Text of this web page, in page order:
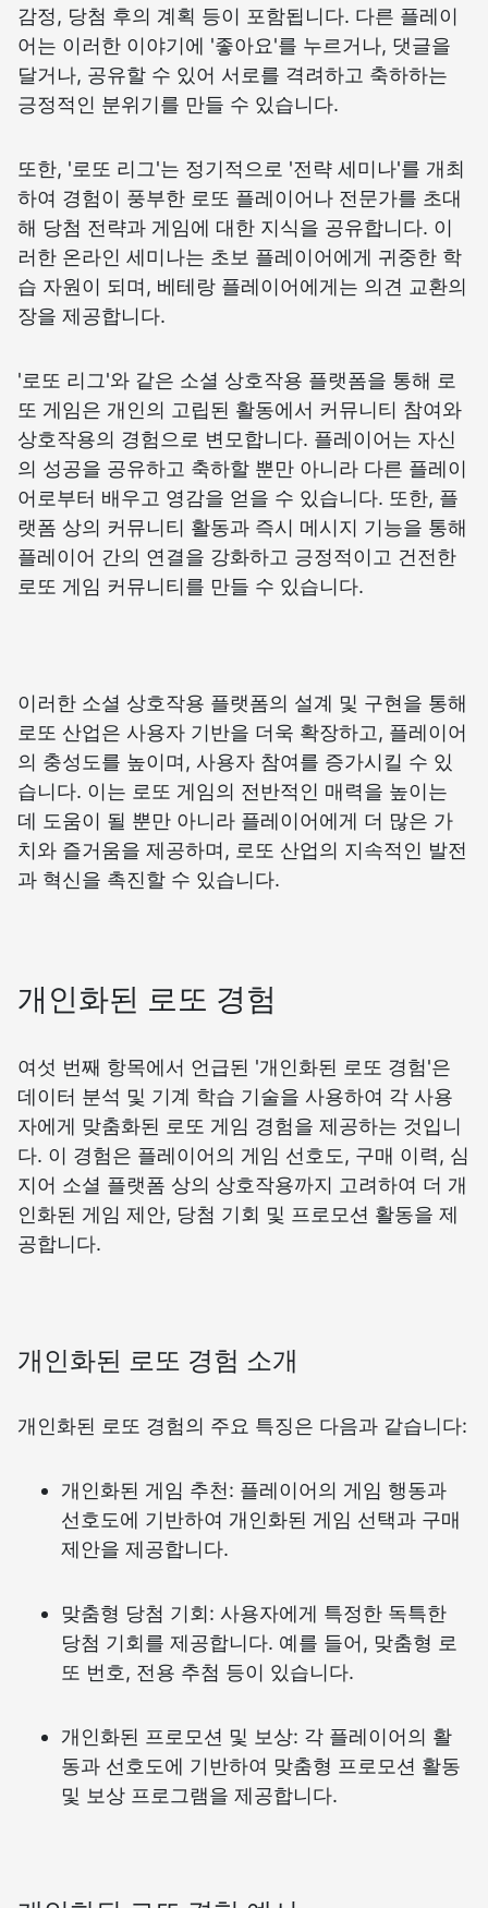
감정, 당첨 후의 계획 등이 포함됩니다. 다른 플레이
어는 이러한 이야기에 '좋아요'를 누르거나, 댓글을
달거나, 공유할 수 있어 서로를 격려하고 축하하는
긍정적인 분위기를 만들 수 있습니다.
또한, '로또 리그'는 정기적으로 '전략 세미나'를 개최
하여 경험이 풍부한 로또 플레이어나 전문가를 초대
해 당첨 전략과 게임에 대한 지식을 공유합니다. 이
러한 온라인 세미나는 초보 플레이어에게 귀중한 학
습 자원이 되며, 베테랑 플레이어에게는 의견 교환의
장을 제공합니다.
'로또 리그'와 같은 소셜 상호작용 플랫폼을 통해 로
또 게임은 개인의 고립된 활동에서 커뮤니티 참여와
상호작용의 경험으로 변모합니다. 플레이어는 자신
의 성공을 공유하고 축하할 뿐만 아니라 다른 플레이
어로부터 배우고 영감을 얻을 수 있습니다. 또한, 플
랫폼 상의 커뮤니티 활동과 즉시 메시지 기능을 통해
플레이어 간의 연결을 강화하고 긍정적이고 건전한
로또 게임 커뮤니티를 만들 수 있습니다.
이러한 소셜 상호작용 플랫폼의 설계 및 구현을 통해
로또 산업은 사용자 기반을 더욱 확장하고, 플레이어
의 충성도를 높이며, 사용자 참여를 증가시킬 수 있
습니다. 이는 로또 게임의 전반적인 매력을 높이는
데 도움이 될 뿐만 아니라 플레이어에게 더 많은 가
치와 즐거움을 제공하며, 로또 산업의 지속적인 발전
과 혁신을 촉진할 수 있습니다.
개인화된 로또 경험
여섯 번째 항목에서 언급된 '개인화된 로또 경험'은
데이터 분석 및 기계 학습 기술을 사용하여 각 사용
자에게 맞춤화된 로또 게임 경험을 제공하는 것입니
다. 이 경험은 플레이어의 게임 선호도, 구매 이력, 심
지어 소셜 플랫폼 상의 상호작용까지 고려하여 더 개
인화된 게임 제안, 당첨 기회 및 프로모션 활동을 제
공합니다.
개인화된 로또 경험 소개
개인화된 로또 경험의 주요 특징은 다음과 같습니다:
개인화된 게임 추천: 플레이어의 게임 행동과
선호도에 기반하여 개인화된 게임 선택과 구매
제안을 제공합니다.
맞춤형 당첨 기회: 사용자에게 특정한 독특한
당첨 기회를 제공합니다. 예를 들어, 맞춤형 로
또 번호, 전용 추첨 등이 있습니다.
개인화된 프로모션 및 보상: 각 플레이어의 활
동과 선호도에 기반하여 맞춤형 프로모션 활동
및 보상 프로그램을 제공합니다.